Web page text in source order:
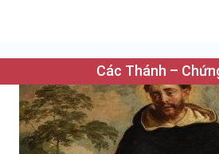
Các Thánh –